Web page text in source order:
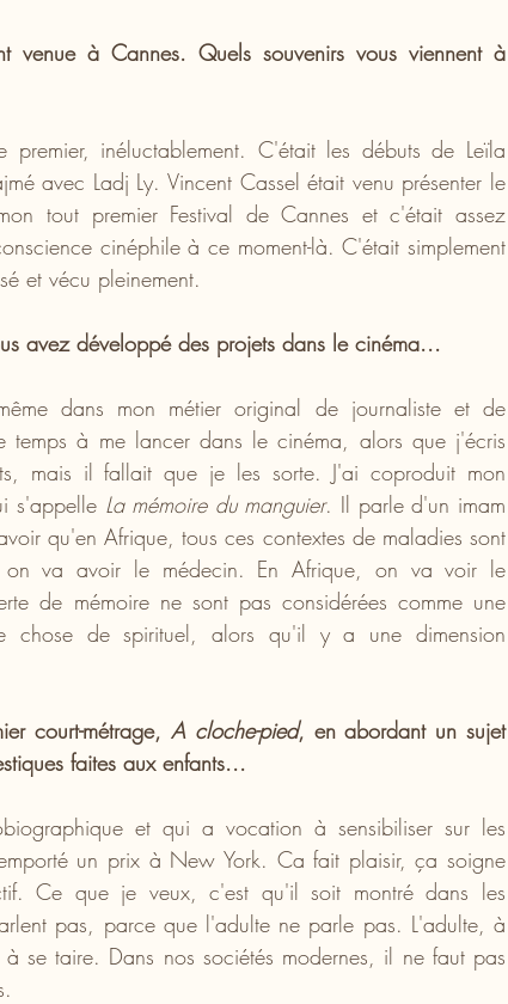
venue à Cannes. Quels souvenirs vous viennent à
premier, inéluctablement. C'était les débuts de Leïla
avec Ladj Ly. Vincent Cassel était venu présenter le
tout premier Festival de Cannes et c'était assez
cinéphile à ce moment-là. C'était simplement
et vécu pleinement.
avez développé des projets dans le cinéma...
dans mon métier original de journaliste et de
temps à me lancer dans le cinéma, alors que j'écris
mais il fallait que je les sorte. J'ai coproduit mon
s'appelle La mémoire du manguier. Il parle d'un imam
qu'en Afrique, tous ces contextes de maladies sont
on va avoir le médecin. En Afrique, on va voir le
de mémoire ne sont pas considérées comme une
chose de spirituel, alors qu'il y a une dimension
court-métrage, A cloche-pied, en abordant un sujet
faites aux enfants...
et qui a vocation à sensibiliser sur les
un prix à New York. Ca fait plaisir, ça soigne
Ce que je veux, c'est qu'il soit montré dans les
pas, parce que l'adulte ne parle pas. L'adulte, à
se taire. Dans nos sociétés modernes, il ne faut pas